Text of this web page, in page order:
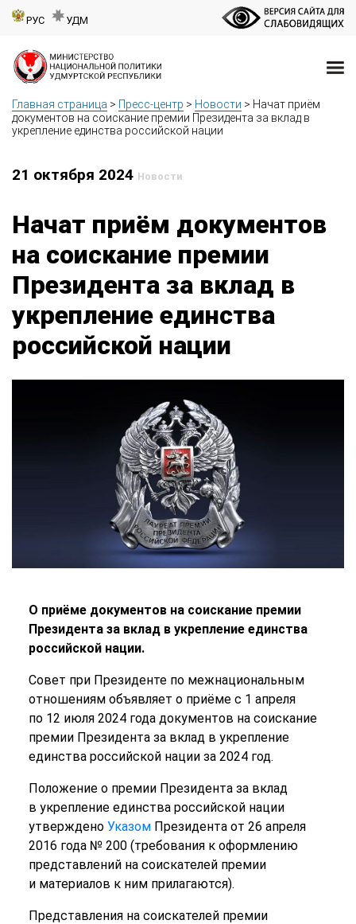
РУС УДМ
Главная страница > Пресс-центр > Новости > Начат приём
документов на соискание премии Президента за вклад в
укрепление единства российской нации
21 октября 2024 Новости
Начат приём документов
на соискание премии
Президента за вклад в
укрепление единства
российской нации
О приёме документов на соискание премии
Президента за вклад в укрепление единства
российской нации.
Совет при Президенте по межнациональным
отношениям объявляет о приёме с 1 апреля
по 12 июля 2024 года документов на соискание
премии Президента за вклад в укрепление
единства российской нации за 2024 год.
Положение о премии Президента за вклад
в укрепление единства российской нации
утверждено УказомПрезидента от 26 апреля
2016 года № 200 (требования к оформлению
представлений на соискателей премии
и материалов к ним прилагаются).
Представления на соискателей премии